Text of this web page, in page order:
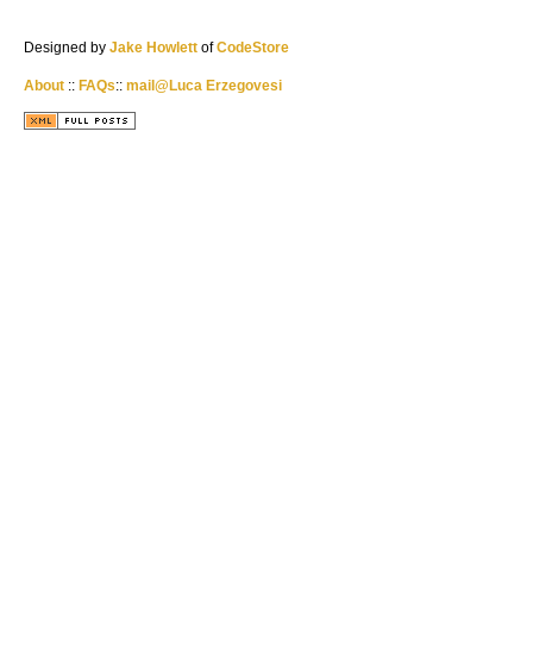
Designed by Jake Howlett ofCodeStore
About :: FAQs:: mail@Luca Erzegovesi